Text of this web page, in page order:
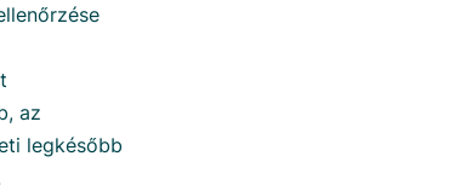
az
legkésőbb